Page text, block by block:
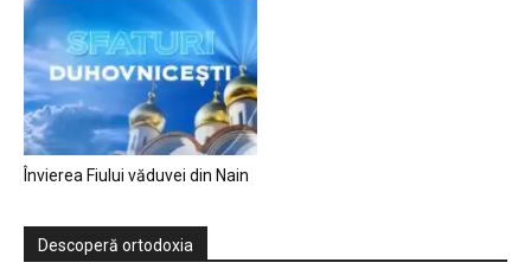
Învierea Fiului văduvei din Nain
Descoperă ortodoxia